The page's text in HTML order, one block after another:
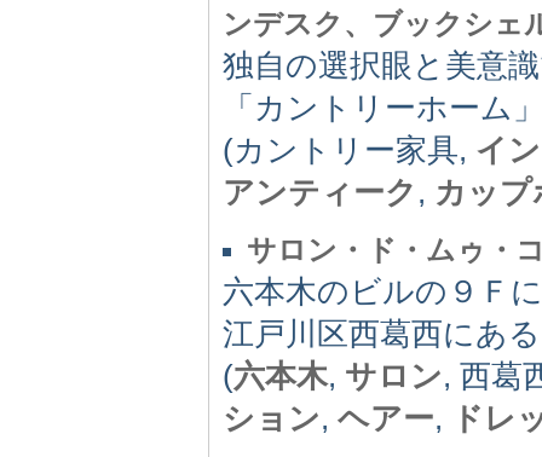
ンデスク、ブックシェ
独自の選択眼と美意
「カントリーホーム
(カントリー家具, イ
アンティーク , カップ
サロン・ド・ムゥ・
六本木のビルの９Ｆ
江戸川区西葛西にあ
(六本木, サロン, 西葛
ション, ヘアー, ドレ